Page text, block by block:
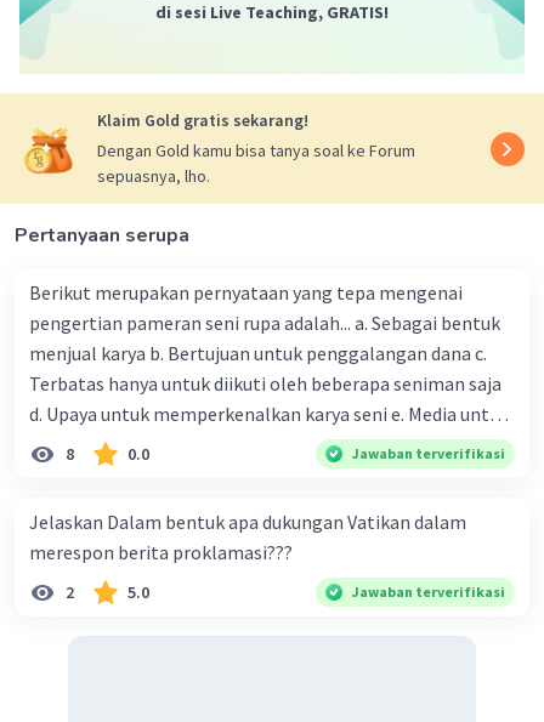
di sesi Live Teaching, GRATIS!
Klaim Gold gratis sekarang!
Dengan Gold kamu bisa tanya soal ke Forum
sepuasnya, lho.
Pertanyaan serupa
Berikut merupakan pernyataan yang tepa mengenai
pengertian pameran seni rupa adalah... a. Sebagai bentuk
menjual karya b. Bertujuan untuk penggalangan dana c.
Terbatas hanya untuk diikuti oleh beberapa seniman saja
d. Upaya untuk memperkenalkan karya seni e. Media untuk
mempublikasikan karya seni agar mendapat apresiasi
8 0.0 Jawaban terverifikasi
Jelaskan Dalam bentuk apa dukungan Vatikan dalam
merespon berita proklamasi???
2 5.0 Jawaban terverifikasi